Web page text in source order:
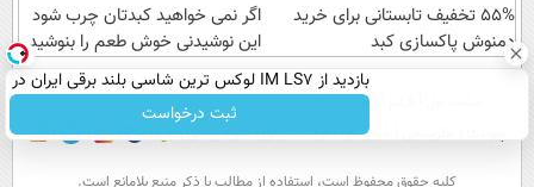
بدی(50%تخفیف
تا
امشب)
55% تخفیف تابستانی برای خرید
دمنوش پاکسازی کبد
اگر نمی خواهید کبدتان چرب شود
این نوشیدنی خوش طعم را بنوشید
بازدید از IM LS7 لوکس ترین شاسی بلند برقی ایران در
باشگاه انقلاب
ثبت درخواست عصر ایران۲ درباره عصرایران تماس با ما
آب و هوا اوقات شرعی سواد زندگی
كليه حقوق محفوظ است، استفاده از مطالب با ذكر منبع بلامانع است.